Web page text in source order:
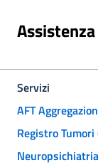
Servizi
AFT
Registro